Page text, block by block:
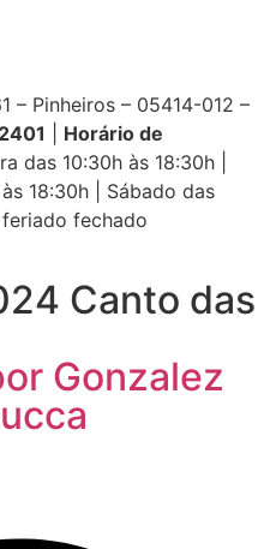
– Pinheiros – 05414-012 –
Horário de
das 10:30h às 18:30h |
18:30h | Sábado das
fechado
Canto das
Gonzalez